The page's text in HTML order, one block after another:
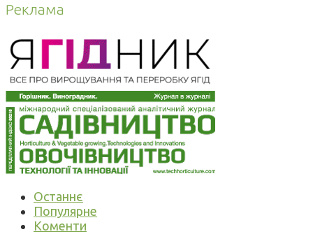
Реклама
Останнє
Популярне
Коменти